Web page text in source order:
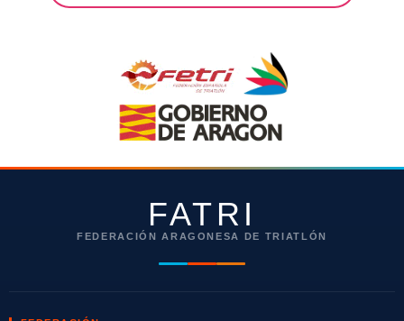
FATRI
FEDERACIÓN ARAGONESA DE TRIATLÓN